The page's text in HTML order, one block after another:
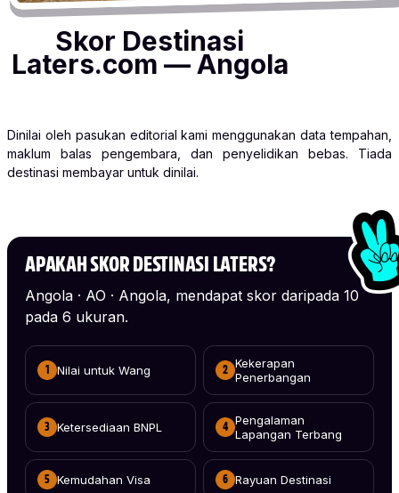
Skor Destinasi
Laters.com — Angola
Dinilai oleh pasukan editorial kami menggunakan data tempahan,
maklum balas pengembara, dan penyelidikan bebas. Tiada
destinasi membayar untuk dinilai.
APAKAH SKOR DESTINASI LATERS?
Angola · AO · Angola, mendapat skor daripada 10
pada 6 ukuran.
1 Nilai untuk Wang 2
Kekerapan
Penerbangan
3 Ketersediaan BNPL 4
Pengalaman
Lapangan Terbang
5 Kemudahan Visa 6 Rayuan Destinasi